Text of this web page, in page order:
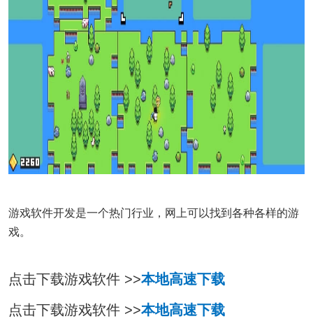
游戏软件开发是一个热门行业，网上可以找到各种各样的游
戏。
点击下载游戏软件 >>本地高速下载
点击下载游戏软件 >>本地高速下载